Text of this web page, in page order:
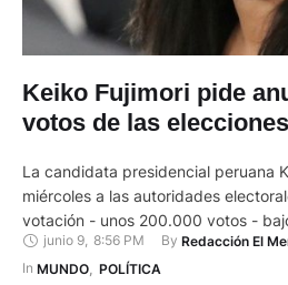
Keiko Fujimori pide
votos de las
La candidata presidencial peruana
miércoles a las autoridades
votación - unos 200.000 votos -
irregularidades y "fraude en mesa".
que va camino de perder la
junio 9, 8:56 PM By Redacción El
In MUNDO, POLÍTICA